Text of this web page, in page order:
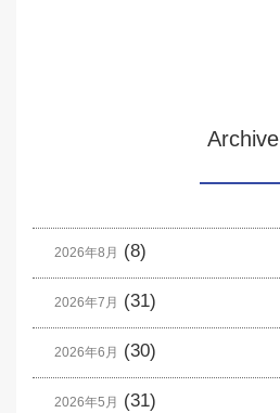
Archive
2026年8月 (8)
2026年7月 (31)
2026年6月 (30)
2026年5月 (31)